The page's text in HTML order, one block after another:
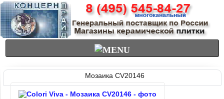
Мозаика CV20146